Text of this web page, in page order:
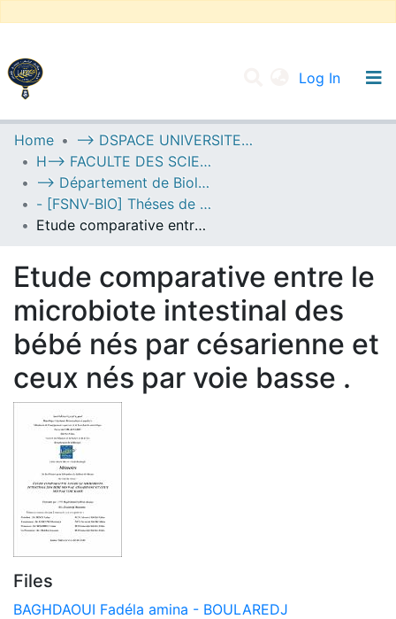
Log In
UNIVERSITY OF D.L SIDI BEL ABBES
Communities & Collections
All of DSpace
Statistics
Home
--> DSPACE UNIVERSITE DJILALLI LIABES DE SIDI BEL ABBES
H--> FACULTE DES SCIENCES DE LA NATURE ET DE LA VIE
--> Département de Biologie
- [FSNV-BIO] Théses de Master II
Etude comparative entre le microbiote intestinal des bébé nés par césarienne et ceux nés par voie basse .
Etude comparative entre le
microbiote intestinal des
bébé nés par césarienne et
ceux nés par voie basse .
Files
BAGHDAOUI Fadéla amina - BOULAREDJ